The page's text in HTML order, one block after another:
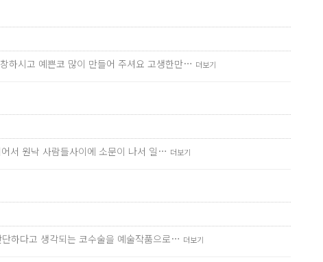
하시고 예쁜코 많이 만들어 주셔요 고생한만… 더보기
서 원낙 사람들사이에 소문이 나서 일… 더보기
하다고 생각되는 코수술을 예술작품으로… 더보기